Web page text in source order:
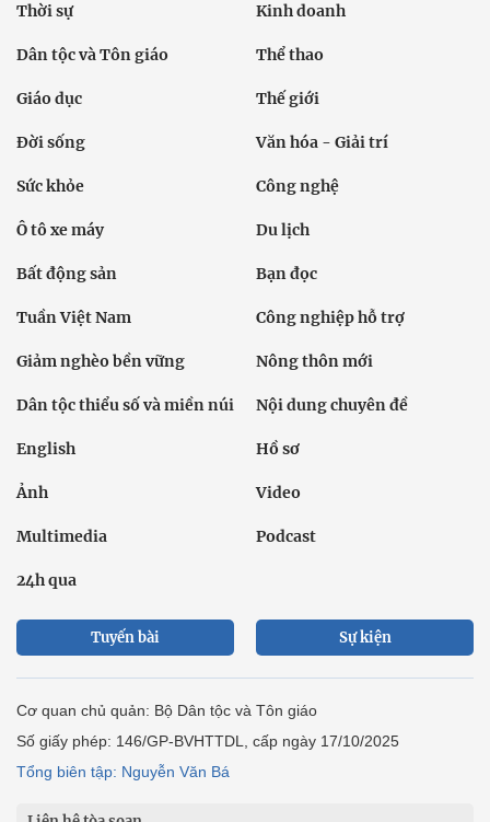
Thời sự Kinh doanh
Dân tộc và Tôn giáo Thể thao
Giáo dục Thế giới
Đời sống Văn hóa - Giải trí
Sức khỏe Công nghệ
Ô tô xe máy Du lịch
Bất động sản Bạn đọc
Tuần Việt Nam Công nghiệp hỗ trợ
Giảm nghèo bền vững Nông thôn mới
Dân tộc thiểu số và miền núi Nội dung chuyên đề
English Hồ sơ
Ảnh Video
Multimedia Podcast
24h qua
Tuyến bài Sự kiện
Cơ quan chủ quản: Bộ Dân tộc và Tôn giáo
Số giấy phép: 146/GP-BVHTTDL, cấp ngày 17/10/2025
Tổng biên tập: Nguyễn Văn Bá